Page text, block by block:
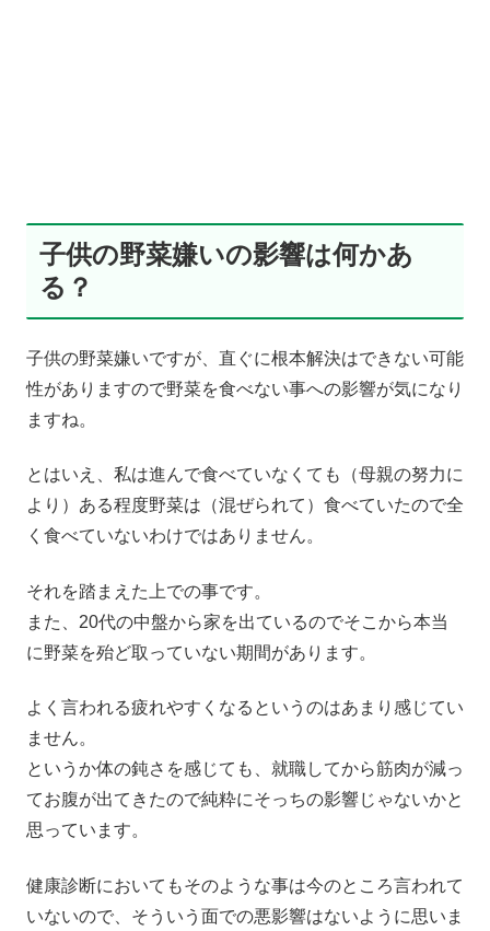
子供の野菜嫌いの影響は何かあ
る？
子供の野菜嫌いですが、直ぐに根本解決はできない可能
性がありますので野菜を食べない事への影響が気になり
ますね。
とはいえ、私は進んで食べていなくても（母親の努力に
より）ある程度野菜は（混ぜられて）食べていたので全
く食べていないわけではありません。
それを踏まえた上での事です。
また、20代の中盤から家を出ているのでそこから本当
に野菜を殆ど取っていない期間があります。
よく言われる疲れやすくなるというのはあまり感じてい
ません。
というか体の鈍さを感じても、就職してから筋肉が減っ
てお腹が出てきたので純粋にそっちの影響じゃないかと
思っています。
健康診断においてもそのような事は今のところ言われて
いないので、そういう面での悪影響はないように思いま